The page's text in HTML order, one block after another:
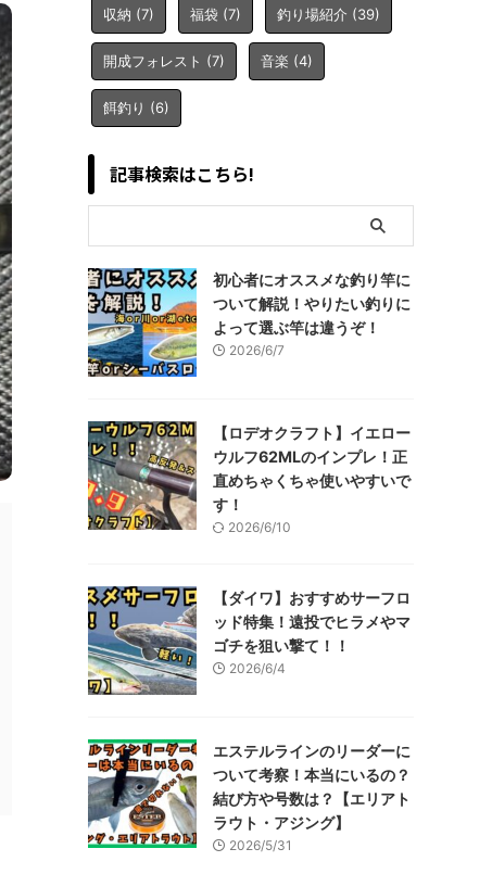
収納 (7) 福袋 (7) 釣り場紹介 (39)
開成フォレスト (7) 音楽 (4)
餌釣り (6)
記事検索はこちら!
初心者にオススメな釣り竿に
ついて解説！やりたい釣りに
よって選ぶ竿は違うぞ！
2026/6/7
【ロデオクラフト】イエロー
ウルフ62MLのインプレ！正
直めちゃくちゃ使いやすいで
す！
2026/6/10
【ダイワ】おすすめサーフロ
ッド特集！遠投でヒラメやマ
ゴチを狙い撃て！！
2026/6/4
エステルラインのリーダーに
ついて考察！本当にいるの？
結び方や号数は？【エリアト
ラウト・アジング】
2026/5/31